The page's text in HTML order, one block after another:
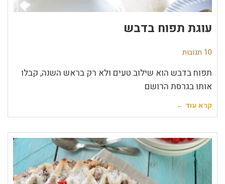
עוגת תפוח בדבש
10 תגובות
תפוח בדבש הוא שילוב טעים ולא רק בראש השנה, קבלו
אותו בגרסת הרושם
קרא עוד ←